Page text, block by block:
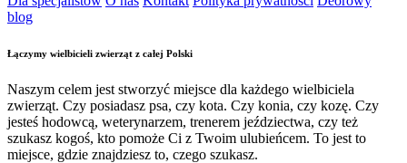
blog
Łączymy wielbicieli zwierząt z całej Polski
Naszym celem jest stworzyć miejsce dla każdego wielbiciela
zwierząt. Czy posiadasz psa, czy kota. Czy konia, czy kozę. Czy
jesteś hodowcą, weterynarzem, trenerem jeździectwa, czy też
szukasz kogoś, kto pomoże Ci z Twoim ulubieńcem. To jest to
miejsce, gdzie znajdziesz to, czego szukasz.